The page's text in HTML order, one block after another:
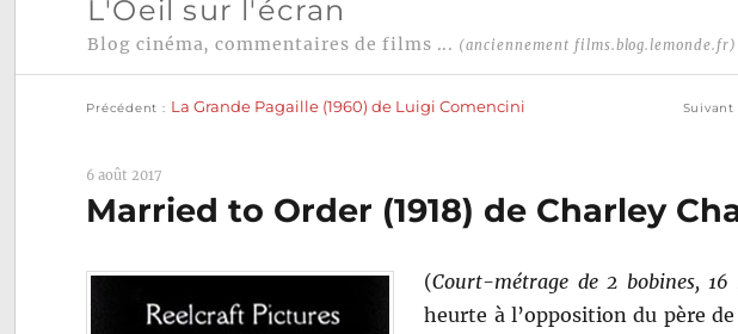
L'Oeil sur l'écran
Blog cinéma, commentaires de films ... (anciennement films.blog.lemonde.fr)
Navigation
l’article
Précédent La Grande Pagaille (1960) de Luigi Comencini Suivant
6 août 2017
Married to Order (1918) de Charley
(Court-métrage de 2 bobines, 16
heurte à l’opposition du père